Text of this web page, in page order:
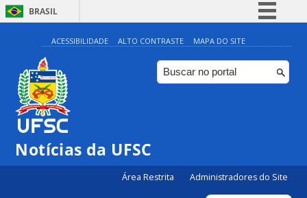
BRASIL
Simplifique!
Comunica BR
Participe
ACESSIBILIDADE ALTO CONTRASTE MAPA DO SITE
Notícias da UFSC
Área Restrita Administradores do Site